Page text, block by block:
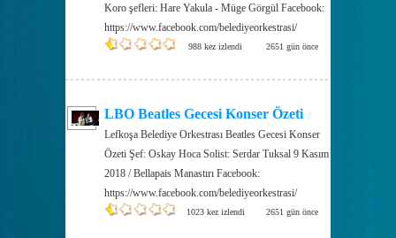
Koro şefleri: Hare Yakula - Müge Görgül Facebook:
https://www.facebook.com/belediyeorkestrasi/
988 kez izlendi 2651 gün önce
LBO Beatles Gecesi Konser Özeti
Lefkoşa Belediye Orkestrası Beatles Gecesi Konser
Özeti Şef: Oskay Hoca Solist: Serdar Tuksal 9 Kasım
2018 / Bellapais Manastırı Facebook:
https://www.facebook.com/belediyeorkestrasi/
1023 kez izlendi 2651 gün önce